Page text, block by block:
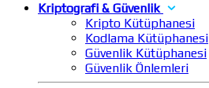
Kriptografi & Güvenlik
Kripto Kütüphanesi
Kodlama Kütüphanesi
Güvenlik Kütüphanesi
Güvenlik Önlemleri